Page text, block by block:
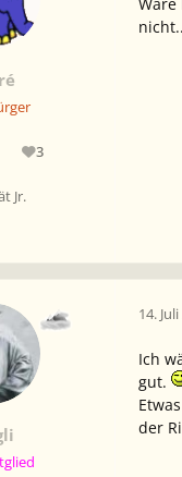
3
Reputation
Jr.
14.
Ich
gut.
der